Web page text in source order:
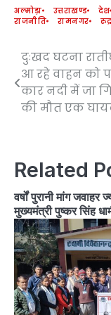
अल्मोड़ा उत्तराखण्ड देश
राजनीति
रामनगर
Post
navigation
दुःखद घटना
आ रहे वाहन को
कार नदी में जा
की मौत एक
Related
वर्षों पुरानी मांग जवाहर
मुख्यमंत्री पुष्कर सिंह